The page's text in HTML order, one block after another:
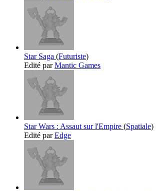
Star Saga (Futuriste)
Edité parMantic Games
Star Wars : Assaut sur l'Empire (Spatiale)
Edité parEdge